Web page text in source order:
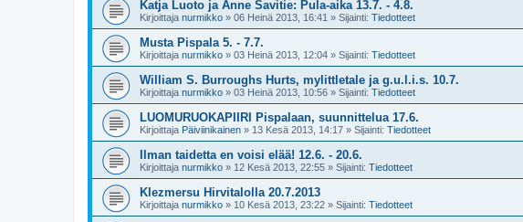
Katja Luoto ja Anne Savitie: Pula-aika 13.7. - 4.8.
Kirjoittaja nurmikko » 06 Heinä 2013, 16:41 » Sijainti: Tiedotteet
Musta Pispala 5. - 7.7.
Kirjoittaja nurmikko » 03 Heinä 2013, 12:04 » Sijainti: Tiedotteet
William S. Burroughs Hurts, mylittletale ja g.u.l.i.s. 10.7.
Kirjoittaja nurmikko » 03 Heinä 2013, 10:56 » Sijainti: Tiedotteet
LUOMURUOKAPIIRI Pispalaan, suunnittelua 17.6.
Kirjoittaja Päiviinikainen » 13 Kesä 2013, 14:17 » Sijainti: Tiedotteet
Ilman taidetta en voisi elää! 12.6. - 20.6.
Kirjoittaja nurmikko » 12 Kesä 2013, 22:55 » Sijainti: Tiedotteet
Klezmersu Hirvitalolla 20.7.2013
Kirjoittaja nurmikko » 10 Kesä 2013, 23:22 » Sijainti: Tiedotteet